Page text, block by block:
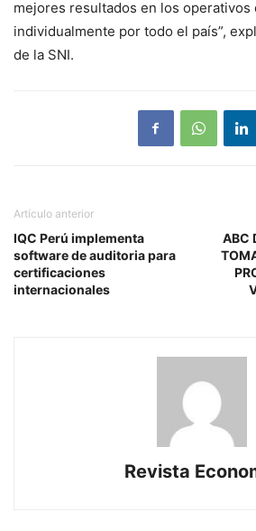
mejores resultados en los operativos
individualmente por todo el país”,
de la SNI.
Artículo anterior
IQC Perú implementa
software de auditoria para
certificaciones
internacionales
ABC
Revista